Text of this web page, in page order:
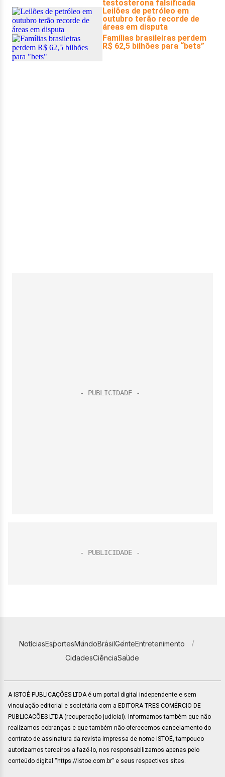
NotíciasEsportesMundoBrasilGenteEntretenimento
CidadesCiênciaSaúde
A ISTOÉ PUBLICAÇÕES LTDA é um portal digital independente e sem
vinculação editorial e societária com a EDITORA TRES COMÉRCIO DE
PUBLICACÕES LTDA (recuperação judicial). Informamos também que não
realizamos cobranças e que também não oferecemos cancelamento do
contrato de assinatura da revista impressa de nome ISTOÉ, tampouco
autorizamos terceiros a fazê-lo, nos responsabilizamos apenas pelo
conteúdo digital “https://istoe.com.br” e seus respectivos sites.